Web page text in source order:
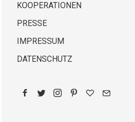
KOOPERATIONEN
PRESSE
IMPRESSUM
DATENSCHUTZ